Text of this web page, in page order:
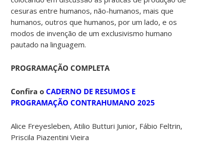
cesuras entre humanos, não-humanos, mais que
humanos, outros que humanos, por um lado, e os
modos de invenção de um exclusivismo humano
pautado na linguagem.
PROGRAMAÇÃO COMPLETA
Confira oCADERNO DE RESUMOS E
PROGRAMAÇÃO CONTRAHUMANO 2025
Alice Freyesleben, Atilio Butturi Junior, Fábio Feltrin,
Priscila Piazentini Vieira